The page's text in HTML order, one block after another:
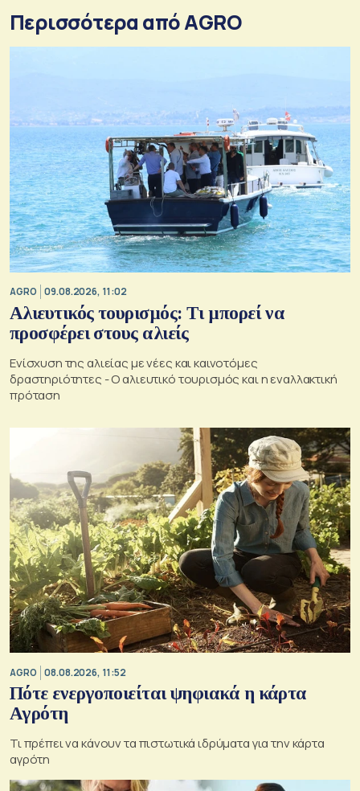
Περισσότερα από AGRO
AGRO 09.08.2026, 11:02
Αλιευτικός τουρισμός: Τι μπορεί να
προσφέρει στους αλιείς
Ενίσχυση της αλιείας με νέες και καινοτόμες
δραστηριότητες - Ο αλιευτικό τουρισμός και η εναλλακτική
πρόταση
AGRO 08.08.2026, 11:52
Πότε ενεργοποιείται ψηφιακά η κάρτα
Αγρότη
Τι πρέπει να κάνουν τα πιστωτικά ιδρύματα για την κάρτα
αγρότη